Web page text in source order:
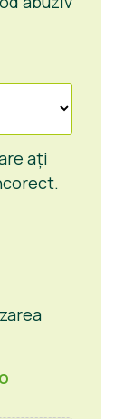
ați